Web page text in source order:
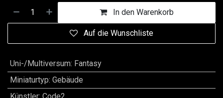
In den Warenkorb
Auf die Wunschliste
Uni-/Multiversum: Fantasy
Miniaturtyp: Gebäude